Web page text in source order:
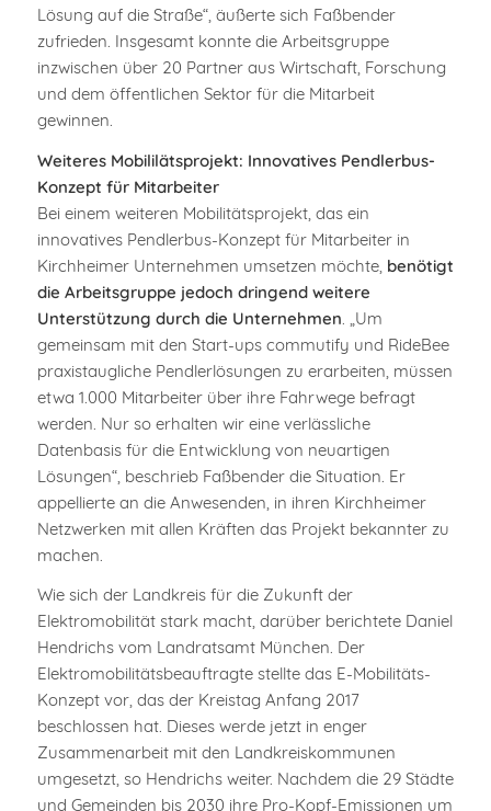
Lösung auf die Straße“, äußerte sich Faßbender
zufrieden. Insgesamt konnte die Arbeitsgruppe
inzwischen über 20 Partner aus Wirtschaft, Forschung
und dem öffentlichen Sektor für die Mitarbeit
gewinnen.
Weiteres Mobililätsprojekt: Innovatives Pendlerbus-
Konzept für Mitarbeiter
Bei einem weiteren Mobilitätsprojekt, das ein
innovatives Pendlerbus-Konzept für Mitarbeiter in
Kirchheimer Unternehmen umsetzen möchte, benötigt
die Arbeitsgruppe jedoch dringend weitere
Unterstützung durch die Unternehmen . „Um
gemeinsam mit den Start-ups commutify und RideBee
praxistaugliche Pendlerlösungen zu erarbeiten, müssen
etwa 1.000 Mitarbeiter über ihre Fahrwege befragt
werden. Nur so erhalten wir eine verlässliche
Datenbasis für die Entwicklung von neuartigen
Lösungen“, beschrieb Faßbender die Situation. Er
appellierte an die Anwesenden, in ihren Kirchheimer
Netzwerken mit allen Kräften das Projekt bekannter zu
machen.
Wie sich der Landkreis für die Zukunft der
Elektromobilität stark macht, darüber berichtete Daniel
Hendrichs vom Landratsamt München. Der
Elektromobilitätsbeauftragte stellte das E-Mobilitäts-
Konzept vor, das der Kreistag Anfang 2017
beschlossen hat. Dieses werde jetzt in enger
Zusammenarbeit mit den Landkreiskommunen
umgesetzt, so Hendrichs weiter. Nachdem die 29 Städte
und Gemeinden bis 2030 ihre Pro-Kopf-Emissionen um